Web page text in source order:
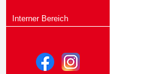
Interner Bereich